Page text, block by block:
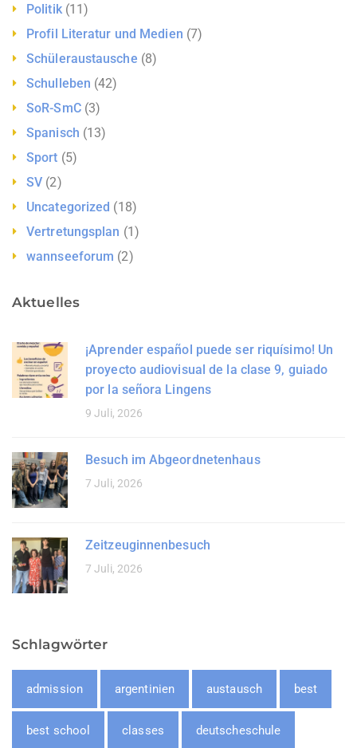
Politik(11)
Profil Literatur und Medien (7)
Schüleraustausche (8)
Schulleben (42)
SoR-SmC(3)
Spanisch (13)
Sport (5)
SV (2)
Uncategorized (18)
Vertretungsplan (1)
wannseeforum (2)
Aktuelles
¡Aprender español puede ser riquísimo! Un
proyecto audiovisual de la clase 9, guiado
por la señora Lingens
9 Juli, 2026
Besuch im Abgeordnetenhaus
7 Juli, 2026
Zeitzeuginnenbesuch
7 Juli, 2026
Schlagwörter
admission argentinien austausch best
best school classes deutscheschule